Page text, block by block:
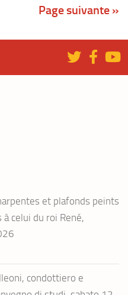
Page suivante »
et plafonds peints
à celui du roi René,
condottiero e